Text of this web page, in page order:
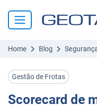
Home Blog
Gestão de Frotas
Scorecard de